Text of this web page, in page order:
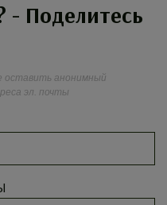
- Поделитесь
анонимный
эл. почты